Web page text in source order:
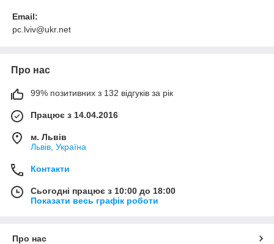
Email:
pc.lviv@ukr.net
Про нас
99% позитивних з 132 відгуків за рік
Працює з 14.04.2016
м. Львів
Львів, Україна
Контакти
Сьогодні працює з 10:00 до 18:00
Показати весь графік роботи
Про нас